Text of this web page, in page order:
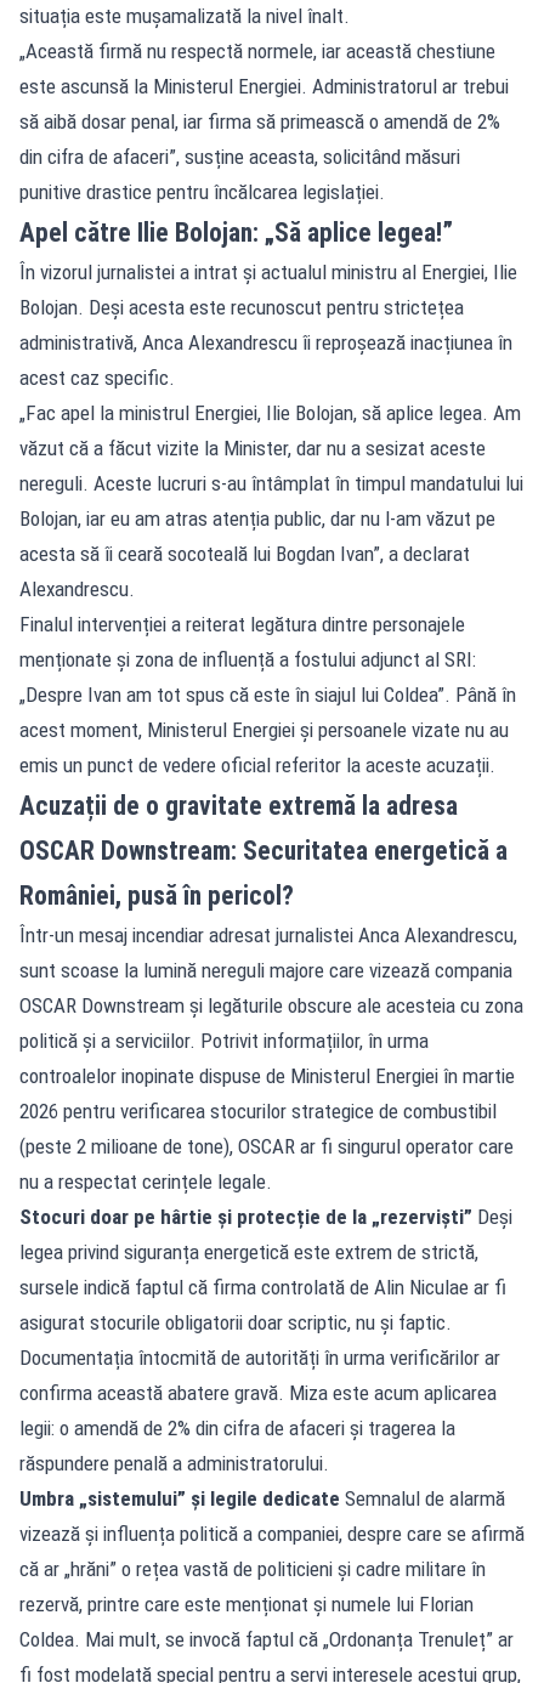
situația este mușamalizată la nivel înalt.
„Această firmă nu respectă normele, iar această chestiune
este ascunsă la Ministerul Energiei. Administratorul ar trebui
să aibă dosar penal, iar firma să primească o amendă de 2%
din cifra de afaceri”, susține aceasta, solicitând măsuri
punitive drastice pentru încălcarea legislației.
Apel către Ilie Bolojan: „Să aplice legea!”
În vizorul jurnalistei a intrat și actualul ministru al Energiei, Ilie
Bolojan. Deși acesta este recunoscut pentru strictețea
administrativă, Anca Alexandrescu îi reproșează inacțiunea în
acest caz specific.
„Fac apel la ministrul Energiei, Ilie Bolojan, să aplice legea. Am
văzut că a făcut vizite la Minister, dar nu a sesizat aceste
nereguli. Aceste lucruri s-au întâmplat în timpul mandatului lui
Bolojan, iar eu am atras atenția public, dar nu l-am văzut pe
acesta să îi ceară socoteală lui Bogdan Ivan”, a declarat
Alexandrescu.
Finalul intervenției a reiterat legătura dintre personajele
menționate și zona de influență a fostului adjunct al SRI:
„Despre Ivan am tot spus că este în siajul lui Coldea”. Până în
acest moment, Ministerul Energiei și persoanele vizate nu au
emis un punct de vedere oficial referitor la aceste acuzații.
Acuzații de o gravitate extremă la adresa
OSCAR Downstream: Securitatea energetică a
României, pusă în pericol?
Într-un mesaj incendiar adresat jurnalistei Anca Alexandrescu,
sunt scoase la lumină nereguli majore care vizează compania
OSCAR Downstream și legăturile obscure ale acesteia cu zona
politică și a serviciilor. Potrivit informațiilor, în urma
controalelor inopinate dispuse de Ministerul Energiei în martie
2026 pentru verificarea stocurilor strategice de combustibil
(peste 2 milioane de tone), OSCAR ar fi singurul operator care
nu a respectat cerințele legale.
Stocuri doar pe hârtie și protecție de la „rezerviști” Deși
legea privind siguranța energetică este extrem de strictă,
sursele indică faptul că firma controlată de Alin Niculae ar fi
asigurat stocurile obligatorii doar scriptic, nu și faptic.
Documentația întocmită de autorități în urma verificărilor ar
confirma această abatere gravă. Miza este acum aplicarea
legii: o amendă de 2% din cifra de afaceri și tragerea la
răspundere penală a administratorului.
Umbra „sistemului” și legile dedicate Semnalul de alarmă
vizează și influența politică a companiei, despre care se afirmă
că ar „hrăni” o rețea vastă de politicieni și cadre militare în
rezervă, printre care este menționat și numele lui Florian
Coldea. Mai mult, se invocă faptul că „Ordonanța Trenuleț” ar
fi fost modelată special pentru a servi interesele acestui grup,